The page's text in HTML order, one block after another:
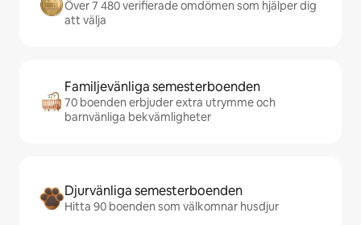
Över 7 480 verifierade omdömen som hjälper dig
att välja
Familjevänliga semesterboenden
70 boenden erbjuder extra utrymme och
barnvänliga bekvämligheter
Djurvänliga semesterboenden
Hitta 90 boenden som välkomnar husdjur